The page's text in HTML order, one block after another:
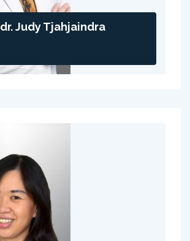
dr. Judy Tjahjaindra